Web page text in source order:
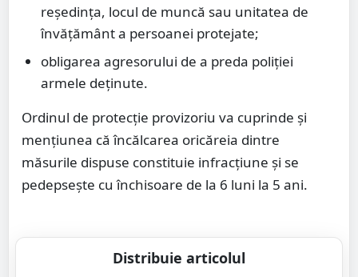
reşedinţa, locul de muncă sau unitatea de
învăţământ a persoanei protejate;
obligarea agresorului de a preda poliţiei
armele deţinute.
Ordinul de protecţie provizoriu va cuprinde şi
menţiunea că încălcarea oricăreia dintre
măsurile dispuse constituie infracţiune şi se
pedepseşte cu închisoare de la 6 luni la 5 ani.
Distribuie articolul